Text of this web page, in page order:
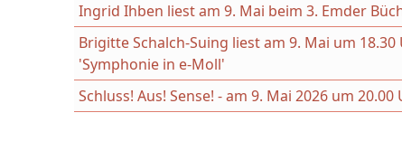
Ingrid Ihben liest am 9. Mai beim 3. Emder
Brigitte Schalch-Suing liest am 9. Mai um
'Symphonie in e-Moll'
Schluss! Aus! Sense! - am 9. Mai 2026 um